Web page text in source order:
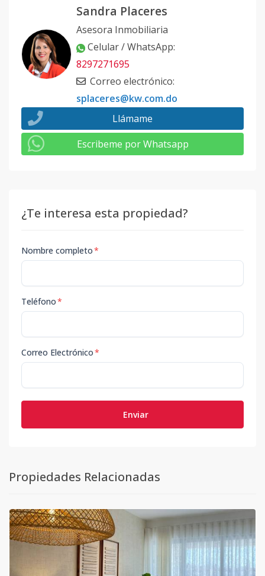
Sandra Placeres
Asesora Inmobiliaria
Celular / WhatsApp:
8297271695
Correo electrónico:
splaceres@kw.com.do
Llámame
Escribeme por Whatsapp
¿Te interesa esta propiedad?
Nombre completo*
Teléfono*
Correo Electrónico*
Enviar
Propiedades Relacionadas